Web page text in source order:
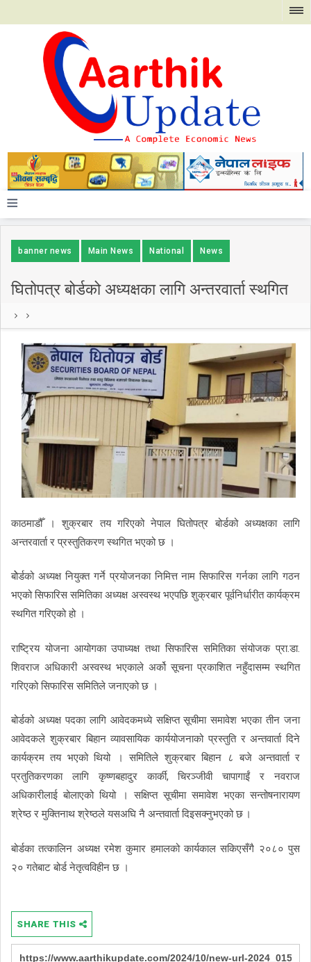
≡
banner news Main News National News
घितोपत्र बोर्डको अध्यक्षका लागि अन्तरवार्ता स्थगित
काठमाडौँ । शुक्रबार तय गरिएको नेपाल घितोपत्र बोर्डको अध्यक्षका लागि
अन्तरवार्ता र प्रस्तुतिकरण स्थगित भएको छ ।
बोेर्डको अध्यक्ष नियुक्त गर्ने प्रयोजनका निमित्त नाम सिफारिस गर्नका लागि गठन
भएको सिफारिस समितिका अध्यक्ष अस्वस्थ भएपछि शुक्रबार पूर्वनिर्धारीत कार्यक्रम
स्थगित गरिएको हो ।
राष्ट्रिय योजना आयोगका उपाध्यक्ष तथा सिफारिस समितिका संयोजक प्रा.डा.
शिवराज अधिकारी अस्वस्थ भएकाले अर्को सूचना प्रकाशित नहुँदासम्म स्थगित
गरिएको सिफारिस समितिले जनाएको छ ।
बोर्डको अध्यक्ष पदका लागि आवेदकमध्ये सक्षिप्त सूचीमा समावेश भएका तीन जना
आवेदकले शुक्रबार बिहान व्यावसायिक कार्ययोजनाको प्रस्तुति र अन्तवार्ता दिने
कार्यक्रम तय भएको थियो । समितिले शुक्रबार बिहान ८ बजे अन्तवार्ता र
प्रतुतिकरणका लागि कृष्णबहादुर कार्की, चिरञ्जीवी चापागाईं र नवराज
अधिकारीलाई बोलाएको थियो । सक्षिप्त सूचीमा समावेश भएका सन्तोषनारायण
श्रेष्ठ र मुक्तिनाथ श्रेष्ठले यसअघि नै अन्तवार्ता दिइसक्नुभएको छ ।
बोर्डका तत्कालिन अध्यक्ष रमेश कुमार हमालको कार्यकाल सकिएसँगै २०८० पुस
२० गतेबाट बोर्ड नेतृत्वविहीन छ ।
SHARE THIS